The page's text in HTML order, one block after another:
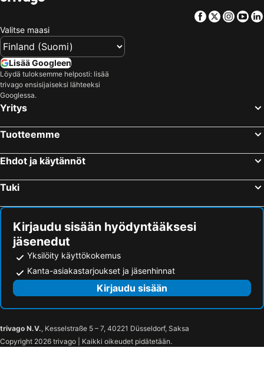
Facebook
Twitter
Valitse maasi
Lisää Googleen
Löydä tuloksemme helposti: lisää
trivago ensisijaiseksi lähteeksi
Googlessa.
Yritys
Tuotteemme
Ehdot ja käytännöt
Tuki
Kirjaudu sisään hyödyntääksesi
jäsenedut
Yksilöity käyttökokemus
Kanta-asiakastarjoukset ja jäsenhinnat
Kirjaudu sisään
trivago N.V., Kesselstraße 5 – 7, 40221 Düsseldorf, Saksa
Copyright 2026 trivago | Kaikki oikeudet pidätetään.